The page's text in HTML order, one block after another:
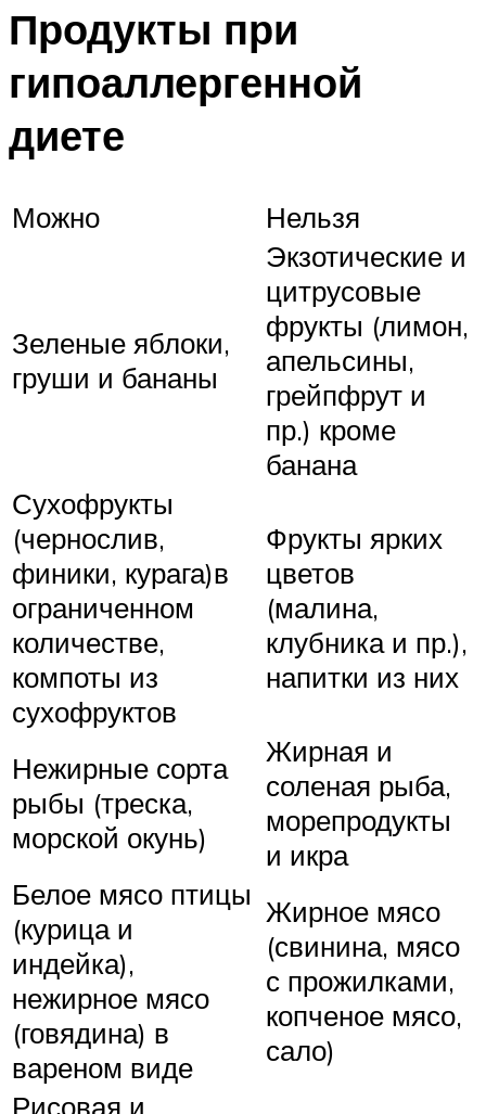
Продукты при
гипоаллергенной
диете
Можно Нельзя
Зеленые яблоки,
груши и бананы
Экзотические и
цитрусовые
фрукты (лимон,
апельсины,
грейпфрут и
пр.) кроме
банана
Сухофрукты
(чернослив,
финики, курага)в
ограниченном
количестве,
компоты из
сухофруктов
Фрукты ярких
цветов
(малина,
клубника и пр.),
напитки из них
Нежирные сорта
рыбы (треска,
морской окунь)
Жирная и
соленая рыба,
морепродукты
и икра
Белое мясо птицы
(курица и
индейка),
нежирное мясо
(говядина) в
вареном виде
Жирное мясо
(свинина, мясо
с прожилками,
копченое мясо,
сало)
Рисовая и